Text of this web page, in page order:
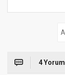
4 Yorum